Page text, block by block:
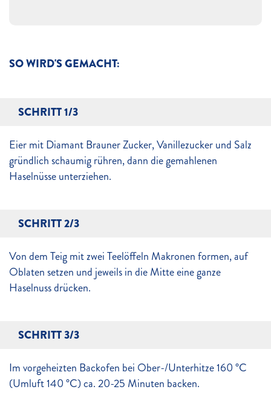
SO WIRD'S GEMACHT:
SCHRITT 1/3
Eier mit Diamant Brauner Zucker, Vanillezucker und Salz
gründlich schaumig rühren, dann die gemahlenen
Haselnüsse unterziehen.
SCHRITT 2/3
Von dem Teig mit zwei Teelöffeln Makronen formen, auf
Oblaten setzen und jeweils in die Mitte eine ganze
Haselnuss drücken.
SCHRITT 3/3
Im vorgeheizten Backofen bei Ober-/Unterhitze 160 °C
(Umluft 140 °C) ca. 20-25 Minuten backen.